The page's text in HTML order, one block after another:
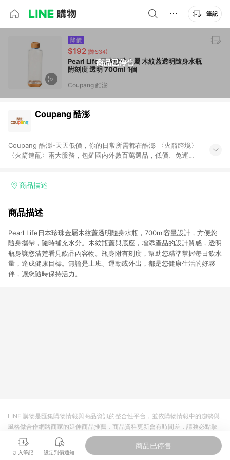
筆記
商品已停售
降價
$192 (降$34)
Pearl Life 日本珍珠金屬 木紋蓋透明隨身水瓶
附刻度 透明 700ml 1個
Coupang 酷澎
Coupang 酷澎
Coupang 酷澎-天天低價，你的日常所需都在酷澎 〈火箭跨境〉
〈火箭速配〉兩大服務，包羅國內外數百萬選品，低價、免運，
加入WOW會員告別湊免運，火箭速配、火箭跨境優質選品不限金
商品描述
商品描述
Pearl Life日本珍珠金屬木紋蓋透明隨身水瓶，700ml容量設計，方便您
隨身攜帶，隨時補充水分。木紋瓶蓋與底座，增添產品的設計質感，透明
瓶身讓您清楚看見飲品內容物。瓶身附有刻度，幫助您精準掌握每日飲水
量，達成健康目標。無論是上班、運動或外出，都是您健康生活的好夥
伴，讓您隨時保持活力。
加入筆記 設定到價通知
商品已停售
LINE 購物是匯集購物情報與商品資訊的整合性平台，並依購物情報中的趨勢與
風格做合作網路商家的延伸商品推薦，商品資料更新會有時間差，請務必點擊
商品至各合作網路商家，確認現售價與購物條件，一切資訊以合作廠商網頁為
準。